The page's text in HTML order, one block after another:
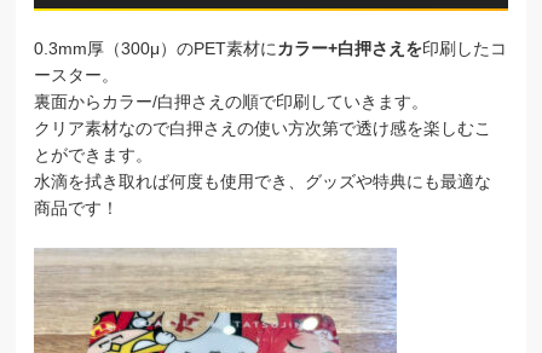
0.3mm厚（300μ）のPET素材にカラー+白押さえを印刷したコ
ースター。
裏面からカラー/白押さえの順で印刷していきます。
クリア素材なので白押さえの使い方次第で透け感を楽しむこ
とができます。
水滴を拭き取れば何度も使用でき、グッズや特典にも最適な
商品です！